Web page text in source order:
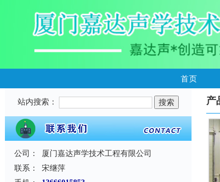
首页
站内搜索：
公司：
厦门嘉达声学技术工程有限公司
联系：
宋继萍
产